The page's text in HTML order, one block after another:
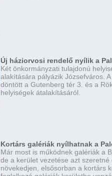
Új háziorvosi rendelő nyílik a
Két önkormányzati tulajdonú
alakítására pályázik Józsefváros.
döntött a Gutenberg tér 3. és a
helyiségek átalakításáról.
Kortárs galériák nyílhatnak a
Már most is működnek galériák a
de a kerület vezetése azt
növekedjen, elsősorban a kortárs